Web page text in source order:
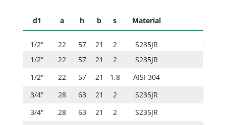
d1 a h b s Material
1/2" 22 57 21 2 S235JR
ISO
1/2"
22 57 21 2 S235JR
1/2"
22 57 21 1,8
AISI 304
3/4"
28 63 21 2 S235JR
ISO
3/4"
28 63 21 2 S235JR